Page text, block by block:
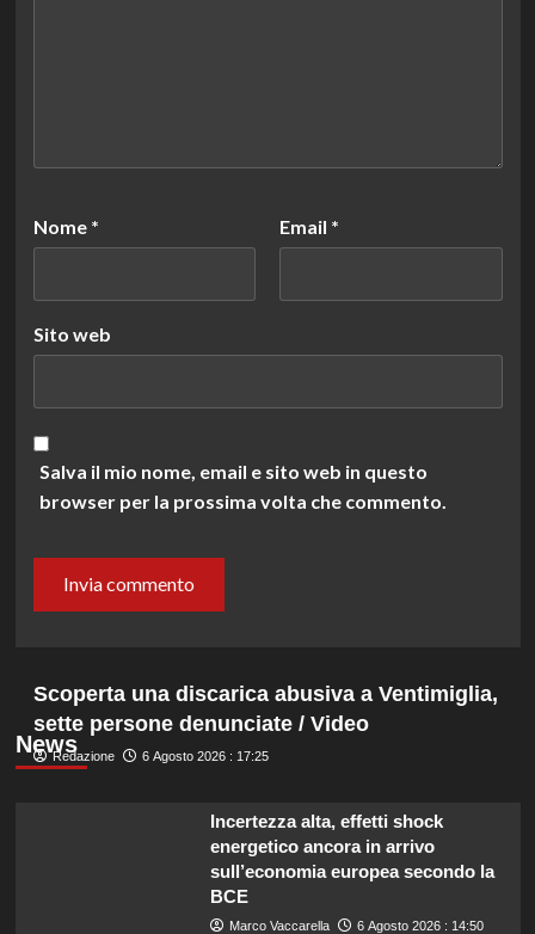
Nome * Email *
Sito web
Salva il mio nome, email e sito web in questo
browser per la prossima volta che commento.
News
Scoperta una discarica abusiva a Ventimiglia,
sette persone denunciate / Video
Redazione 6 Agosto 2026 : 17:25
Incertezza alta, effetti shock
energetico ancora in arrivo
sull’economia europea secondo la
BCE
Marco Vaccarella 6 Agosto 2026 : 14:50